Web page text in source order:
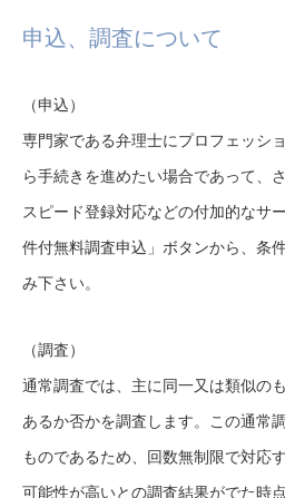
申込、調査について
（申込）
専門家である弁理士にプロフェッシ
ら手続きを進めたい場合であって、
スピード登録対応などの付加的なサ
件付無料調査申込」ボタンから、条
み下さい。
（調査）
通常調査では、主に同一又は類似の
あるか否かを調査します。この通常
ものであるため、回数無制限で対応
可能性が高いとの調査結果がでた時